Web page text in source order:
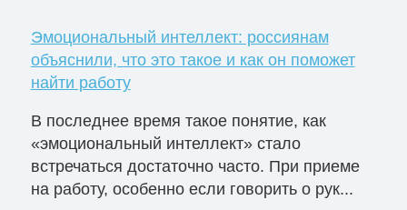
Эмоциональный интеллект: россиянам
объяснили, что это такое и как он поможет
найти работу
В последнее время такое понятие, как
«эмоциональный интеллект» стало
встречаться достаточно часто. При приеме
на работу, особенно если говорить о рук...